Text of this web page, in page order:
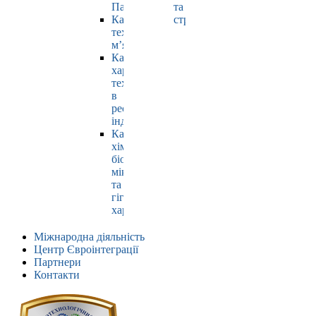
Павлюк
Кафедра
технології
м’яса
Кафедра
харчових
технологій
в
ресторанній
індустрії
Кафедра
хімії,
біохімії,
мікробіології
та
гігієни
харчування
та
страхування
Міжнародна діяльність
Центр Євроінтеграції
Партнери
Контакти